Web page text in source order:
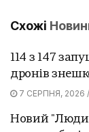
Схожі
114 з 147
дронів
7 СЕРПНЯ, 2026
Новий